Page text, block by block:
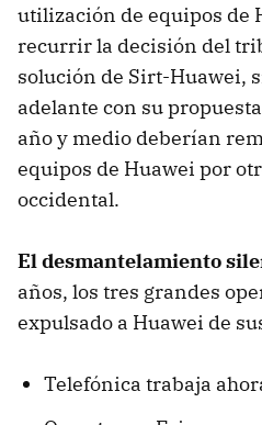
utilización de equipos de
recurrir la decisión del
solución de Sirt-Huawei,
adelante con su
año y medio deberían
equipos de Huawei por
occidental.
El desmantelamiento
años, los tres grandes
expulsado a Huawei de
Telefónica trabaja